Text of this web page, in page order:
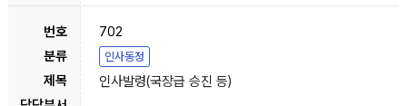
702
인사동정
인사발령(국장급 승진 등)